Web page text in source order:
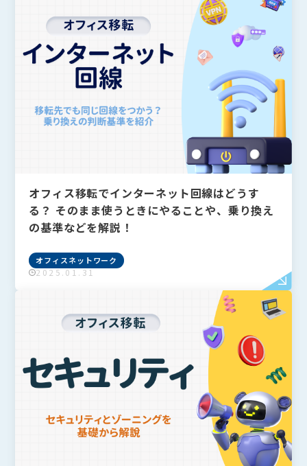
オフィス移転でインターネット回線はどうす
る？ そのまま使うときにやることや、乗り換え
の基準などを解説！
オフィスネットワーク
2025.01.31